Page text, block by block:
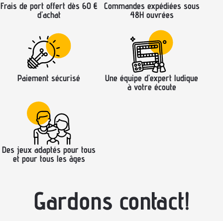
Frais de port offert dès 60 €
d’achat
Commandes expédiées sous
48H ouvrées
Paiement sécurisé
Une équipe d’expert ludique
à votre écoute
Des jeux adaptés pour tous
et pour tous les âges
Gardons contact!